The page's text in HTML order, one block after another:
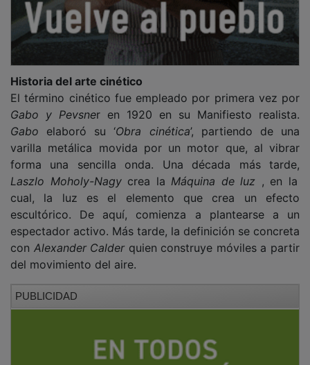
El término cinético fue empleado por primera vez por
Gabo y Pevsner en 1920 en su Manifiesto realista.
Gabo elaboró su ‘Obra cinética ’, partiendo de una
varilla metálica movida por un motor que, al vibrar
forma una sencilla onda. Una década más tarde,
Laszlo Moholy-Nagy
crea laMáquina de luz, en la
cual, la luz es el elemento que crea un efecto
escultórico. De aquí, comienza a plantearse a un
espectador activo. Más tarde, la definición se concreta
conAlexander Calderquien construye móviles a partir
del movimiento del aire.